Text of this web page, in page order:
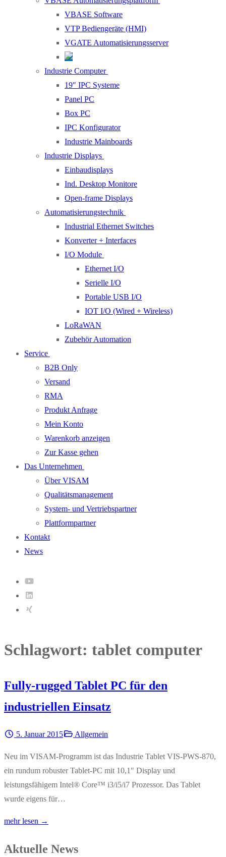
VBASE Software
VTP Bediengeräte (HMI)
VGATE Automatisierungsserver
Industrie Computer
19″ IPC Systeme
Panel PC
Box PC
IPC Konfigurator
Industrie Mainboards
Industrie Displays
Einbaudisplays
Ind. Desktop Monitore
Open-frame Displays
Automatisierungstechnik
Industrial Ethernet Switches
Konverter + Interfaces
I/O Module
Ethernet I/O
Serielle I/O
Portable USB I/O
IOT I/O (Wired + Wireless)
LoRaWAN
Zubehör Automation
Service
B2B Only
Versand
RMA
Produkt Anfrage
Mein Konto
Warenkorb anzeigen
Zur Kasse gehen
Das Unternehmen
Über VISAM
Qualitätsmanagement
System- und Vertriebspartner
Plattformpartner
Kontakt
News
Schlagwort: tablet computer
Fully-rugged Tablet PC für den
industriellen Einsatz
5. Januar 2015 Allgemein
Neu im VISAM-Programm ist das Industrie Tablet VIS-PWS-870,
ein rundum robuster Tablet-PC mit 10,1″ Display und
leistungsfähigem Intel® Core™ i3/i5/i7 Prozessor. Das Tablet
wurde eigens für…
mehr lesen →
Aktuelle News